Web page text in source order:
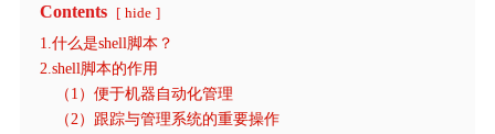
Contents hide
1.什么是shell脚本？
2.shell脚本的作用
（1）便于机器自动化管理
（2）跟踪与管理系统的重要操作